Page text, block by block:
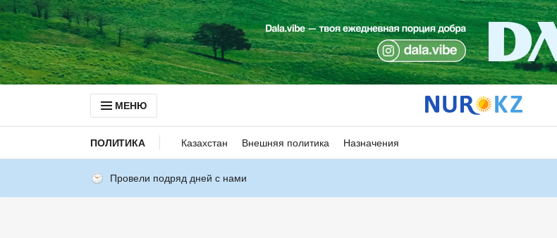
МЕНЮ
ПОЛИТИКА Казахстан Внешняя политика Назначения
Провели подряд дней с нами